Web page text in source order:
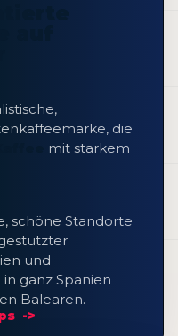
auf
die
mit starkem
schöne Standorte
und
ganz Spanien
Balearen.